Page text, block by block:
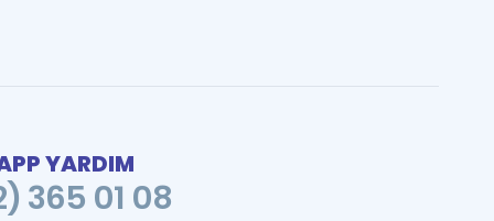
YARDIM
365 01 08